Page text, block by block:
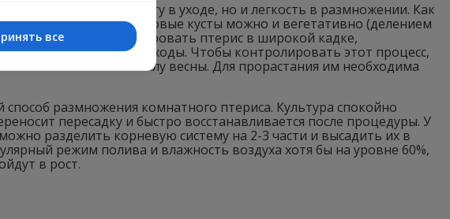
не только простоту в уходе, но и легкость в размножении. Как
Также получить новые кусты можно и вегетативно (делением
Если культивировать птерис в широкой кадке,
быстро дадут всходы. Чтобы контролировать этот процесс,
высевом ближе к началу весны. Для прорастания им необходима
размножения комнатного птериса. Культура спокойно
пересадку и быстро восстанавливается после процедуры. У
разделить корневую систему на 2-3 части и высадить их в
режим полива и влажность воздуха хотя бы на уровне 60%,
в рост.
все